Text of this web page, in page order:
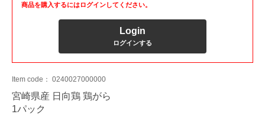
商品を購入するにはログインしてください。
Login
ログインする
Item code： 0240027000000
宮崎県産 日向鶏 鶏がら
1パック